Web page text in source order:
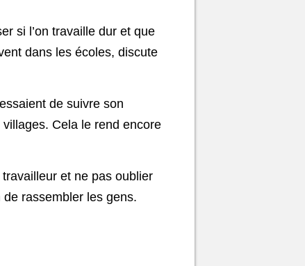
si l’on travaille dur et que
dans les écoles, discute
de suivre son
Cela le rend encore
et ne pas oublier
rassembler les gens.